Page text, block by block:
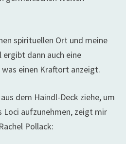
spirituellen Ort und meine
dann auch eine
einen Kraftort anzeigt.
dem Haindl-Deck ziehe, um
aufzunehmen, zeigt mir
Pollack: